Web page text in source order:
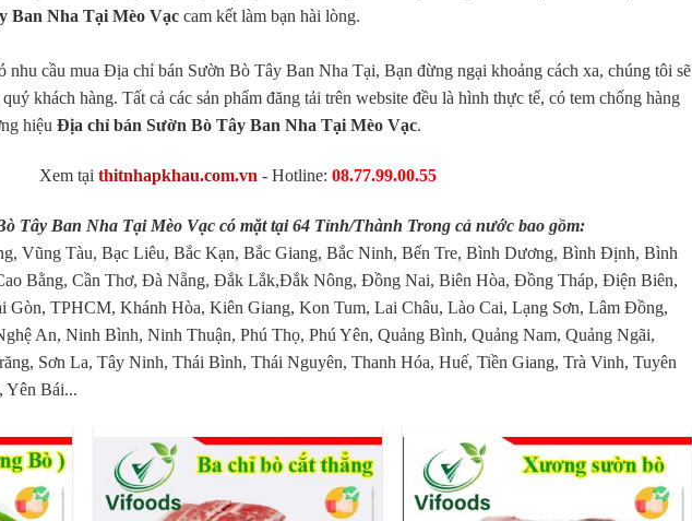
Ban Nha Tại Mèo Vạc cam kết làm bạn hài lòng.
nhu cầu mua Địa chỉ bán Sườn Bò Tây Ban Nha Tại, Bạn đừng ngại khoảng cách xa, chúng tôi sẽ
khách hàng. Tất cả các sản phẩm đăng tải trên website đều là hình thực tế, có tem chống hàng
hiệu Địa chỉ bán Sườn Bò Tây Ban Nha Tại Mèo Vạc.
Xem tại thitnhapkhau.com.vn - Hotline: 08.77.99.00.55
Tây Ban Nha Tại Mèo Vạc có mặt tại 64 Tỉnh/Thành Trong cả nước bao gồm:
Vũng Tàu, Bạc Liêu, Bắc Kạn, Bắc Giang, Bắc Ninh, Bến Tre, Bình Dương, Bình Định, Bình
Bằng, Cần Thơ, Đà Nẵng, Đắk Lắk,Đắk Nông, Đồng Nai, Biên Hòa, Đồng Tháp, Điện Biên,
Gòn, TPHCM, Khánh Hòa, Kiên Giang, Kon Tum, Lai Châu, Lào Cai, Lạng Sơn, Lâm Đồng,
An, Ninh Bình, Ninh Thuận, Phú Thọ, Phú Yên, Quảng Bình, Quảng Nam, Quảng Ngãi,
Sơn La, Tây Ninh, Thái Bình, Thái Nguyên, Thanh Hóa, Huế, Tiền Giang, Trà Vinh, Tuyên
Yên Bái...